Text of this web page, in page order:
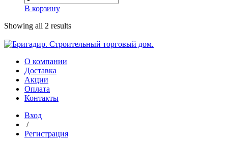
Диаметр внутренний
Единица измерения
Единица измерения
Форма
товара
Заглушка
для
квадратных
мм
В корзину
Showing all 2 results
О компании
Доставка
Акции
Оплата
Контакты
Вход
/
Регистрация